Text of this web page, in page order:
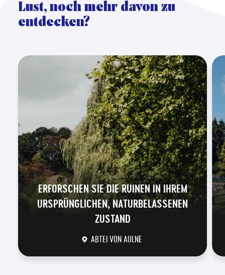
Lust, noch mehr davon zu
entdecken?
ERFORSCHEN SIE DIE RUINEN IN IHREM
URSPRÜNGLICHEN, NATURBELASSENEN
ZUSTAND
ABTEI VON AULNE